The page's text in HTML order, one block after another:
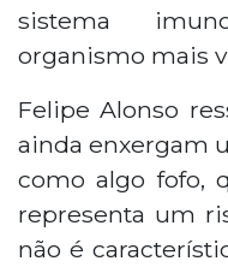
sistema
organismo mais
Felipe Alonso
ainda enxergam
como algo fofo,
representa um
não é